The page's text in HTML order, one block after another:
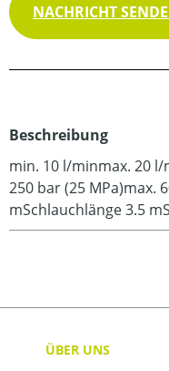
Beschreibung
min. 10 l/minmax. 20 l/
250 bar (25 MPa)max.
mSchlauchlänge 3.5
ÜBER UNS